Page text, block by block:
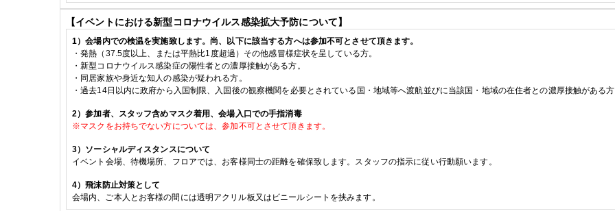
【イベントにおける新型コロナウイルス感染拡大予防について】
1）会場内での検温を実施致します。尚、以下に該当する方へは参加不可とさせて頂きます。
・発熱（ 37.5度以上、または平熱比1 度超過）その他感冒様症状を呈している方。
・新型コロナウイルス感染症の陽性者との濃厚接触がある方。
・ 同居家族や身近な知人の感染が疑われる方。
・過去14日以内に政府から入国制限、入国後の観察機関を必要とされている国・地域等へ渡航並びに当該国・地域の在住者との濃厚接触がある
2）参加者、スタッフ含めマスク着用、会場入口での手指消毒
※マスクをお持ちでない方については、参加不可とさせて頂きます。
3）ソーシャルディスタンスについて
イベント会場、待機場所、フロアでは、お客様同士の距離を確保致します。スタッフの指示に従い行動願います。
4）飛沫防止対策として
会場内、 ご本人 とお客様の間には透明アクリル板又はビニールシートを挟みます。